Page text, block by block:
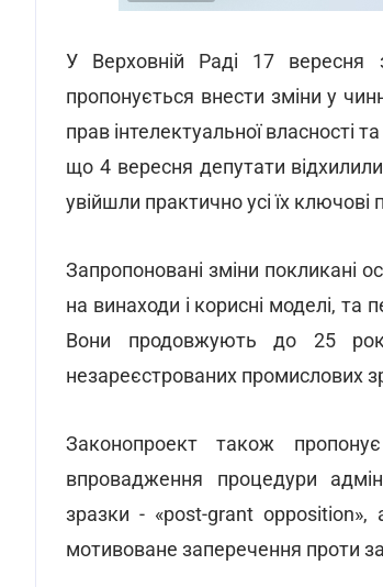
У Верховній Раді 17 вересня
пропонується внести зміни у
прав інтелектуальної власності
що 4 вересня депутати
увійшли практично усі їх
Запропоновані зміни покликані
на винаходи і корисні моделі,
Вони продовжують до 25
незареєстрованих промислових
Законопроект також
впровадження процедури
зразки - «post-grant
мотивоване заперечення проти